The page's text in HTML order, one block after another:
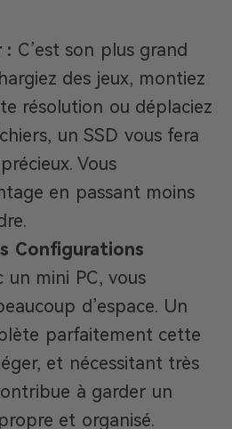
: C’est son plus grand
des jeux, montiez
résolution ou déplaciez
un SSD vous fera
Vous
en passant moins
Configurations
un mini PC, vous
d’espace. Un
parfaitement cette
et nécessitant très
à garder un
et organisé.